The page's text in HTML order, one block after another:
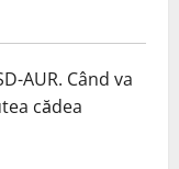
AUR. Când va
cădea